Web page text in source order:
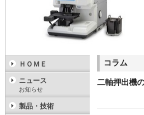
コラム
二軸押出機
ＨＯＭＥ
ニュース
お知らせ
製品・技術